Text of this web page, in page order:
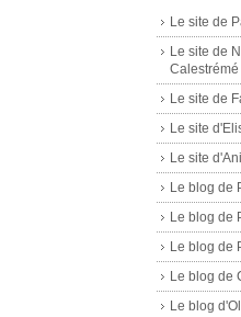
Le site de
Le site de
Calestrémé
Le site de
Le site
Le site
Le blog de
Le blog de
Le blog de
Le blog de
Le blog